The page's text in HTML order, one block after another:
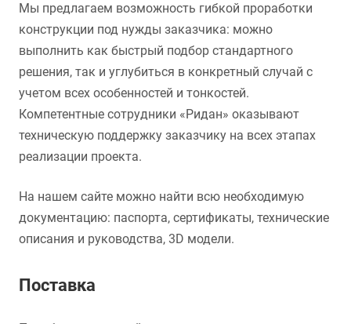
Мы предлагаем возможность гибкой проработки
конструкции под нужды заказчика: можно
выполнить как быстрый подбор стандартного
решения, так и углубиться в конкретный случай с
учетом всех особенностей и тонкостей.
Компетентные сотрудники «Ридан» оказывают
техническую поддержку заказчику на всех этапах
реализации проекта.
На нашем сайте можно найти всю необходимую
документацию: паспорта, сертификаты, технические
описания и руководства, 3D модели.
Поставка